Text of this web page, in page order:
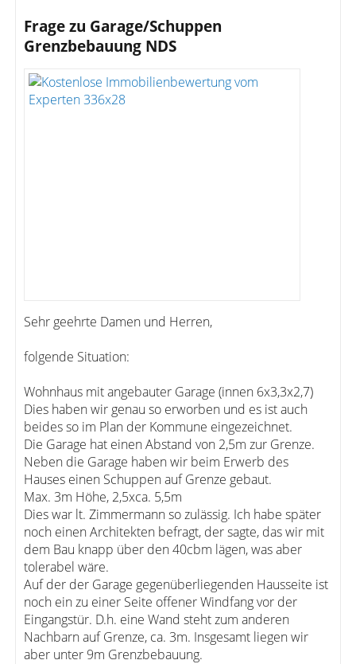
Frage zu Garage/Schuppen
Grenzbebauung NDS
Sehr geehrte Damen und Herren,
folgende Situation:
Wohnhaus mit angebauter Garage (innen 6x3,3x2,7)
Dies haben wir genau so erworben und es ist auch
beides so im Plan der Kommune eingezeichnet.
Die Garage hat einen Abstand von 2,5m zur Grenze.
Neben die Garage haben wir beim Erwerb des
Hauses einen Schuppen auf Grenze gebaut.
Max. 3m Höhe, 2,5xca. 5,5m
Dies war lt. Zimmermann so zulässig. Ich habe später
noch einen Architekten befragt, der sagte, das wir mit
dem Bau knapp über den 40cbm lägen, was aber
tolerabel wäre.
Auf der der Garage gegenüberliegenden Hausseite ist
noch ein zu einer Seite offener Windfang vor der
Eingangstür. D.h. eine Wand steht zum anderen
Nachbarn auf Grenze, ca. 3m. Insgesamt liegen wir
aber unter 9m Grenzbebauung.